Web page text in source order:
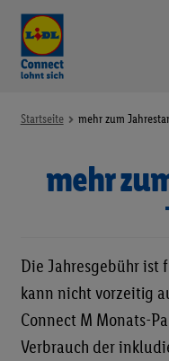
VORTEILE
TARIFE & GERÄTE
GUTHABEN AUFLADEN
SIM-KARTE
Startseite mehr zum
mehr
Die Jahresgebühr ist
kann nicht vorzeitig
Connect M Monats-
Verbrauch der